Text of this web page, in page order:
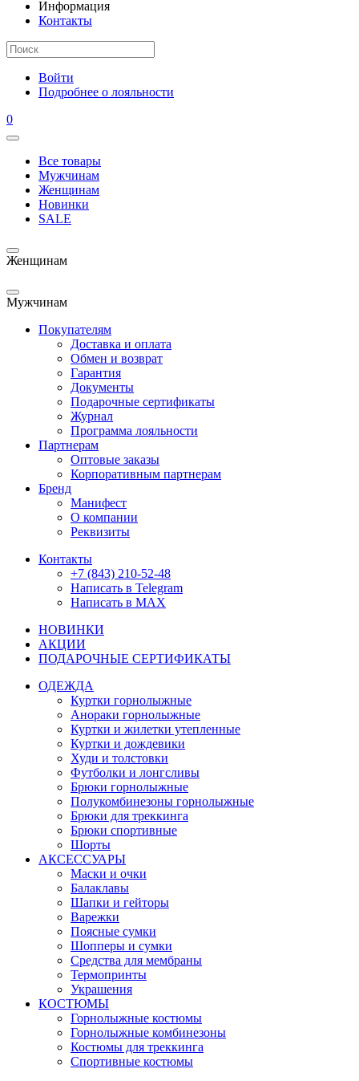
Информация
Контакты
Войти
Подробнее о лояльности
0
Все товары
Мужчинам
Женщинам
Новинки
SALE
Женщинам
Мужчинам
Покупателям
Доставка и оплата
Обмен и возврат
Гарантия
Документы
Подарочные сертификаты
Журнал
Программа лояльности
Партнерам
Оптовые заказы
Корпоративным партнерам
Бренд
Манифест
О компании
Реквизиты
Контакты
+7 (843) 210-52-48
Написать в Telegram
Написать в MAX
НОВИНКИ
АКЦИИ
ПОДАРОЧНЫЕ СЕРТИФИКАТЫ
ОДЕЖДА
Куртки горнолыжные
Анораки горнолыжные
Куртки и жилетки утепленные
Куртки и дождевики
Худи и толстовки
Футболки и лонгсливы
Брюки горнолыжные
Полукомбинезоны горнолыжные
Брюки для треккинга
Брюки спортивные
Шорты
АКСЕССУАРЫ
Маски и очки
Балаклавы
Шапки и гейторы
Варежки
Поясные сумки
Шопперы и сумки
Средства для мембраны
Термопринты
Украшения
КОСТЮМЫ
Горнолыжные костюмы
Горнолыжные комбинезоны
Костюмы для треккинга
Спортивные костюмы